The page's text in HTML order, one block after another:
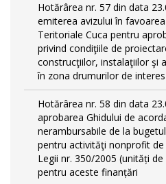
Hotărârea nr. 57 din data
emiterea avizului în
Teritoriale Cuca pentru
privind condiţiile de
construcţiilor, instalaţiilor şi
în zona drumurilor de
Hotărârea nr. 58 din data
aprobarea Ghidului de
nerambursabile de la
pentru activităţi nonprofit
Legii nr. 350/2005 (unități
pentru aceste finanțări